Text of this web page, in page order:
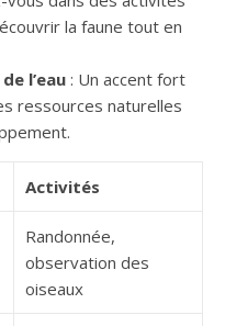
la faune tout en
l’eau : Un accent fort
ressources naturelles
Activités
Randonnée,
observation des
oiseaux